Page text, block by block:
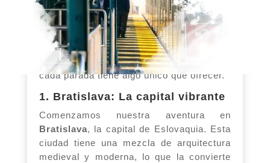
Una de las ventajas de viajar por
Eslovaquia con InterrailEuropa es la gran
cantidad de paradas que puedes hacer en
ciudades y pueblos interesantes. Desde la
capital hasta los rincones más tranquilos,
cada parada tiene algo único que ofrecer.
1. Bratislava: La capital vibrante
Comenzamos nuestra aventura en
Bratislava, la capital de Eslovaquia. Esta
ciudad tiene una mezcla de arquitectura
medieval y moderna, lo que la convierte